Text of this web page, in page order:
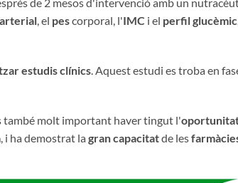
, el pescorporal, l'IMC i el perfil glucèmic
estudis clínics . Aquest estudi es troba en
també molt important haver tingut l'
, i ha demostrat la gran capacitatde les